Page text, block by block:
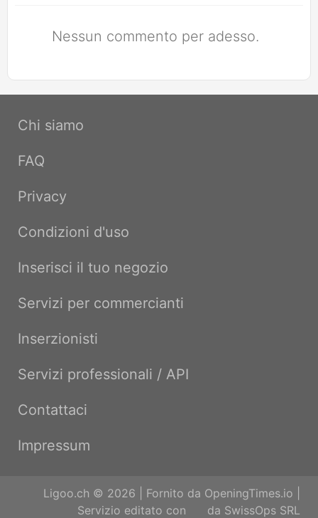
Nessun commento per adesso.
Chi siamo
FAQ
Privacy
Condizioni d'uso
Inserisci il tuo negozio
Servizi per commercianti
Inserzionisti
Servizi professionali / API
Contattaci
Impressum
Ligoo.ch © 2026 | Fornito da OpeningTimes.io
Servizio editato con
da SwissOps SRL